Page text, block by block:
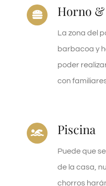
Horno &
La zona del
barbacoa y
poder
con
Piscina
Puede que
de la casa,
chorros